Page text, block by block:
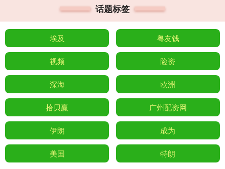
话题标签
埃及 粤友钱
视频 险资
深海 欧洲
拾贝赢 广州配资网
伊朗 成为
美国 特朗